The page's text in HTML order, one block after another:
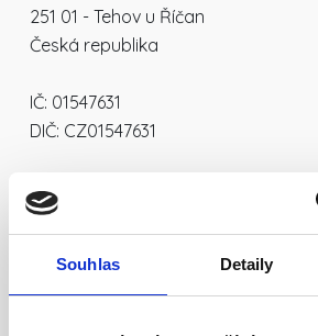
Souhlas Detaily
251 01 - Tehov u Říčan
Česká republika
IČ: 01547631
DIČ: CZ01547631
phone
mail_outline